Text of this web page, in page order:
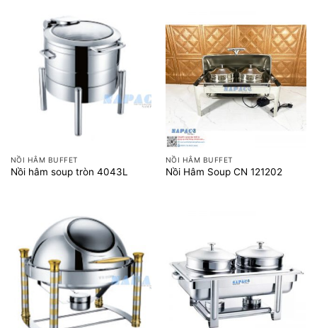
NỒI HÂM BUFFET
Nồi hâm soup tròn 4043L
NỒI HÂM BUFFET
Nồi Hâm Soup CN 121202